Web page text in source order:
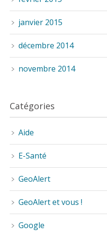
janvier 2015
décembre 2014
novembre 2014
Catégories
Aide
E-Santé
GeoAlert
GeoAlert et vous !
Google